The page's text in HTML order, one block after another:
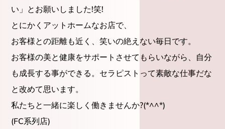
い」とお願いしました!笑!
とにかくアットホームなお店で、
お客様との距離も近く、笑いの絶えない毎日です。
お客様の美と健康をサポートさせてもらいながら、自分
も成長する事ができる。セラピストって素敵な仕事だな
と改めて思います。
私たちと一緒に楽しく働きませんか?(*^^*)
(FC系列店)